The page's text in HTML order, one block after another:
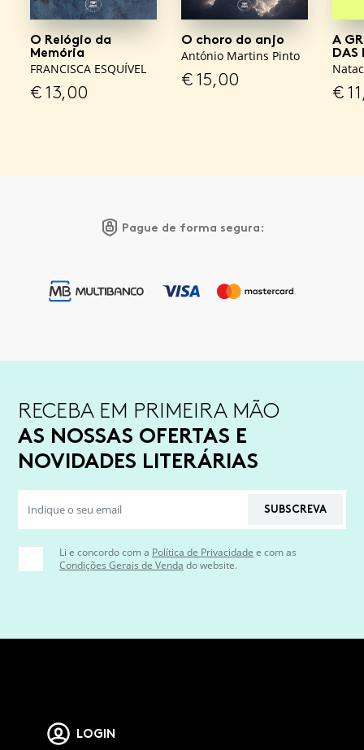
O Relógio da
Memória
FRANCISCA ESQUÍVEL
€13,00
O choro do anjo
António Martins Pinto
€15,00
A
DAS
€
Pague de forma segura:
RECEBA EM PRIMEIRA MÃO
AS NOSSAS OFERTAS E
NOVIDADES LITERÁRIAS
SUBSCREVA
Li e concordo com a Política de Privacidade e com as
Condições Gerais de Venda do website.
LOGIN